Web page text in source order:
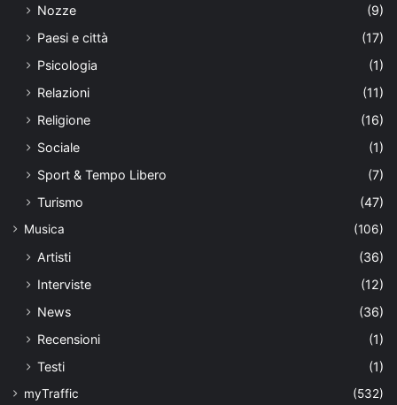
Nozze
(9)
Paesi e città
(17)
Psicologia
(1)
Relazioni
(11)
Religione
(16)
Sociale
(1)
Sport & Tempo Libero
(7)
Turismo
(47)
Musica (106)
Artisti
(36)
Interviste
(12)
News
(36)
Recensioni
(1)
Testi
(1)
myTraffic
(532)